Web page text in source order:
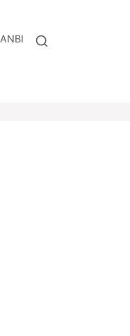
ANBI